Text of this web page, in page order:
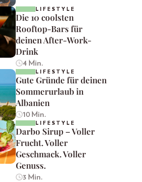
LIFESTYLE
Die 10 coolsten
Rooftop-Bars für
deinen After-Work-
Drink
4 Min.
LIFESTYLE
Gute Gründe für deinen
Sommerurlaub in
Albanien
10 Min.
LIFESTYLE
Darbo Sirup – Voller
Frucht. Voller
Geschmack. Voller
Genuss.
3 Min.